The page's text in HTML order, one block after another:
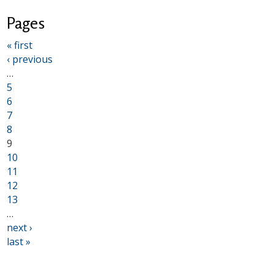
Pages
« first
‹ previous
…
5
6
7
8
9
10
11
12
13
…
next ›
last »